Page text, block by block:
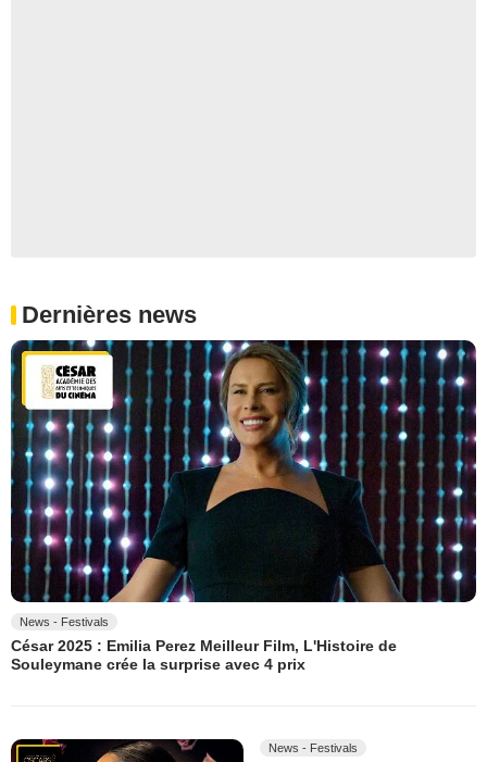
Dernières news
News - Festivals
César 2025 : Emilia Perez Meilleur Film, L'Histoire de
Souleymane crée la surprise avec 4 prix
News - Festivals